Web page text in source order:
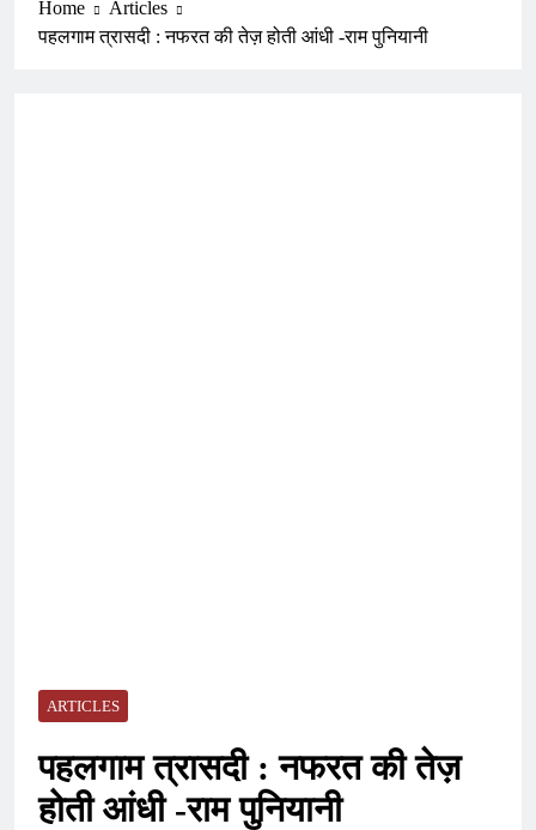
Home
Articles
पहलगाम त्रासदी : नफरत की तेज़ होती आंधी -राम पुनियानी
ARTICLES
पहलगाम त्रासदी : नफरत की तेज़
होती आंधी -राम पुनियानी